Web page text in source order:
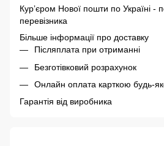
Курʼєром Нової пошти по Україні -
перевізника
Більше інформації про доставку
Післяплата при отриманні
Безготівковий розрахунок
Онлайн оплата карткою будь-
Гарантія від виробника